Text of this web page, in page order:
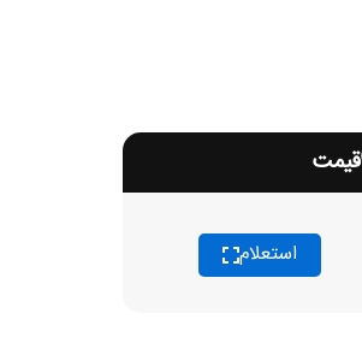
قیمت
استعلام